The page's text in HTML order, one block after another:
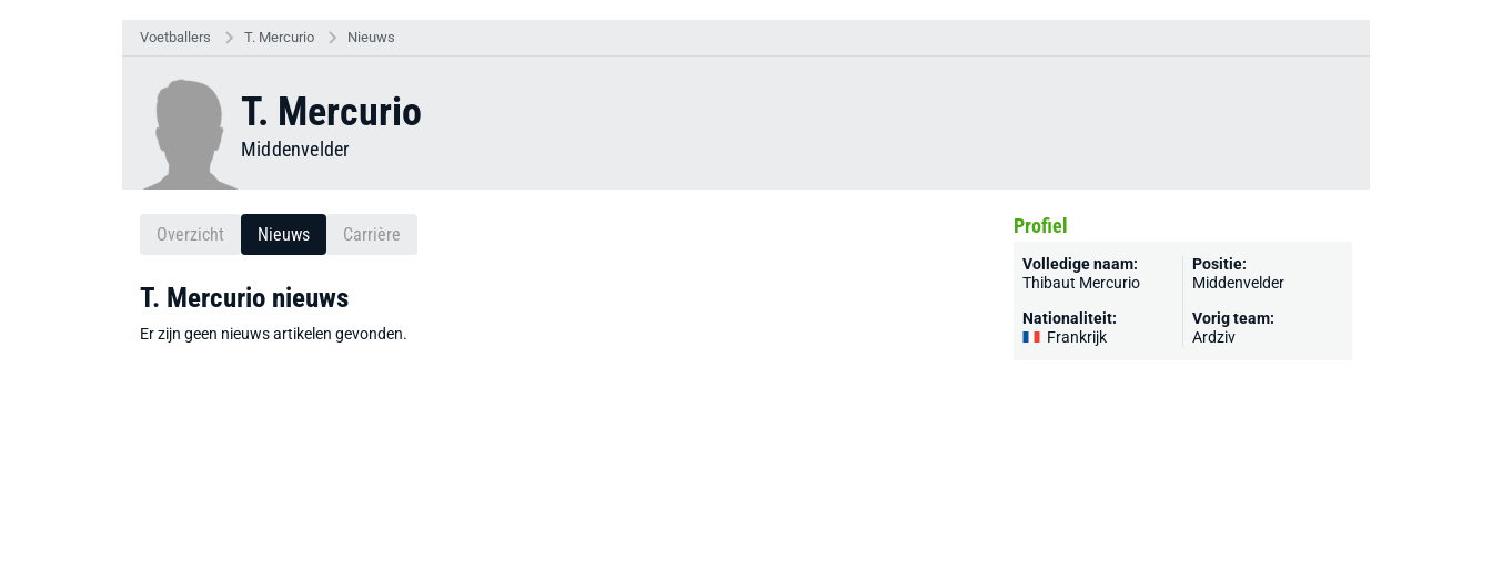
Voetballers T. Mercurio Nieuws
T. Mercurio
Middenvelder
Overzicht Nieuws Carrière
T. Mercurio nieuws
Er zijn geen nieuws artikelen gevonden.
Profiel
Volledige naam:
Thibaut Mercurio
Nationaliteit:
Frankrijk
Positie:
Middenvelder
Vorig team:
Ardziv